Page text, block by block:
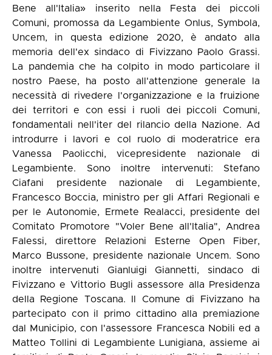
Bene all'Italia» inserito nella Festa dei piccoli
Comuni, promossa da Legambiente Onlus, Symbola,
Uncem, in questa edizione 2020, è andato alla
memoria dell'ex sindaco di Fivizzano Paolo Grassi.
La pandemia che ha colpito in modo particolare il
nostro Paese, ha posto all'attenzione generale la
necessità di rivedere l'organizzazione e la fruizione
dei territori e con essi i ruoli dei piccoli Comuni,
fondamentali nell'iter del rilancio della Nazione. Ad
introdurre i lavori e col ruolo di moderatrice era
Vanessa Paolicchi, vicepresidente nazionale di
Legambiente. Sono inoltre intervenuti: Stefano
Ciafani presidente nazionale di Legambiente,
Francesco Boccia, ministro per gli Affari Regionali e
per le Autonomie, Ermete Realacci, presidente del
Comitato Promotore "Voler Bene all'Italia", Andrea
Falessi, direttore Relazioni Esterne Open Fiber,
Marco Bussone, presidente nazionale Uncem. Sono
inoltre intervenuti Gianluigi Giannetti, sindaco di
Fivizzano e Vittorio Bugli assessore alla Presidenza
della Regione Toscana. Il Comune di Fivizzano ha
partecipato con il primo cittadino alla premiazione
dal Municipio, con l'assessore Francesca Nobili ed a
Matteo Tollini di Legambiente Lunigiana, assieme ai